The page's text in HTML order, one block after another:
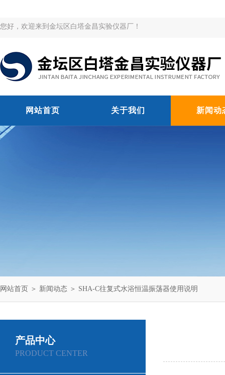
您好，欢迎来到金坛区白塔金昌实验仪器厂！
网站首页 关于我们 新闻动
网站首页 ＞ 新闻动态 ＞ SHA-C往复式水浴恒温振荡器使用说明
产品中心
PRODUCT CENTER